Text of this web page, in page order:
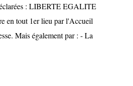
: LIBERTE EGALITE
en tout 1er lieu par l'Accueil
Mais également par : - La